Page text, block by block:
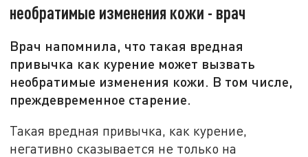
необратимые изменения кожи - врач
Врач напомнила, что такая вредная
привычка как курение может вызвать
необратимые изменения кожи. В том числе,
преждевременное старение.
Такая вредная привычка, как курение,
негативно сказывается не только на